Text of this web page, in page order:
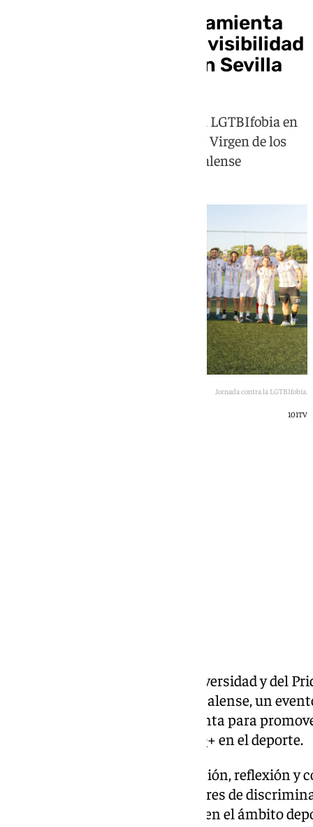
El deporte como herramienta
para el fomento de la visibilidad
y aceptación LGTBI en Sevilla
Se celebrará una jornada contra la LGTBIfobia en
el deporte este viernes en el Hogar Virgen de los
Reyes y el II Torneo Orgullo Hispalense
Jornada contra la LGTBIfobia.
101TV
Como antesala del Mes de la Diversidad y del
impulsa la II Copa Orgullo Hispalense, un
utiliza el fútbol como herramienta para
visibilidad del colectivo LGTBIQ+ en el deporte.
La iniciativa combina competición, reflexión y
fomentar espacios seguros y libres de
a referentes del colectivo tanto en el ámbito